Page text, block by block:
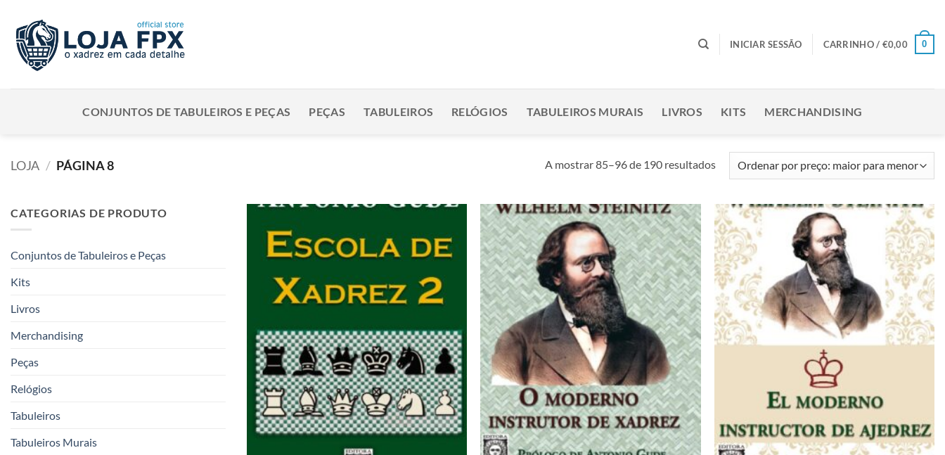
content
INICIAR SESSÃO CARRINHO / €0,00 0
CONJUNTOS DE TABULEIROS E PEÇAS PEÇAS TABULEIROS RELÓGIOS TABULEIROS MURAIS LIVROS KITS MERCHANDISING
LOJA / PÁGINA 8 A mostrar 85–96 de 190 resultadosOrdenado
por
maior
para
menor
CATEGORIAS DE PRODUTO
Conjuntos de Tabuleiros e Peças
Kits
Livros
Merchandising
Peças
Relógios
Tabuleiros
Tabuleiros Murais
Adicionar
à lista de
Adicionar
à lista de
desejos
Adicionar
à lista de
desejos